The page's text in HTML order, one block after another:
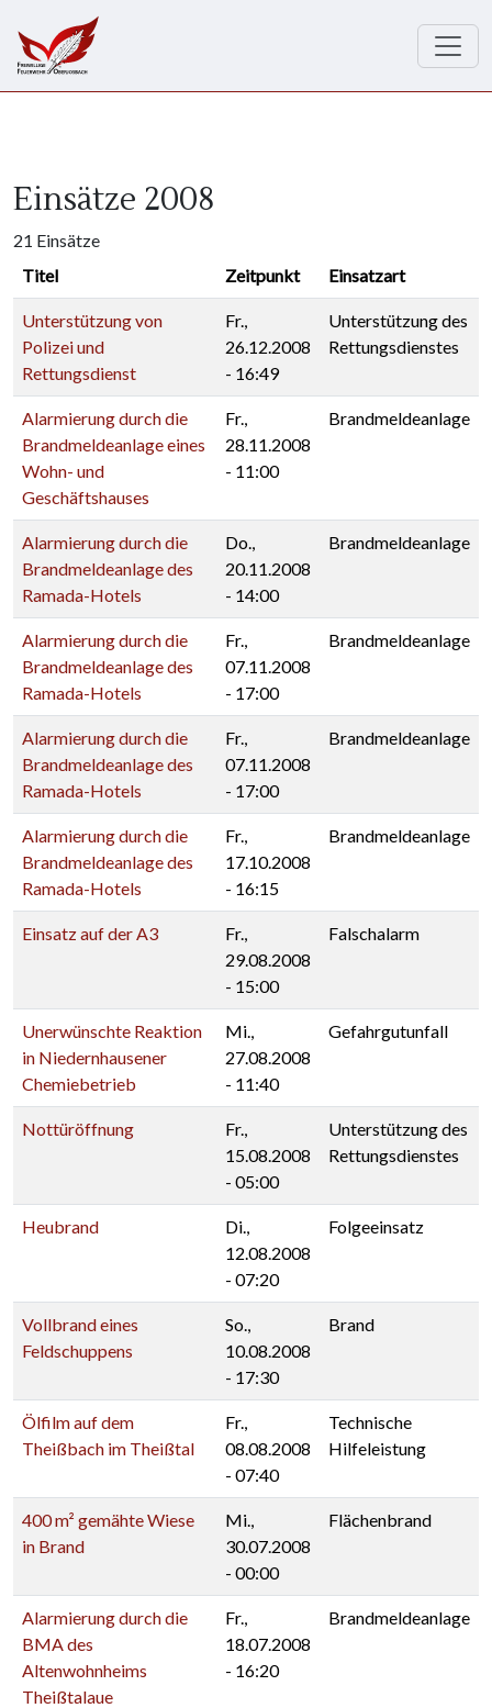
Einsätze 2008
21 Einsätze
Titel
Zeitpunkt Einsatzart
Unterstützung von
Polizei und
Rettungsdienst
Fr.,
26.12.2008
- 16:49
Unterstützung des
Rettungsdienstes
Alarmierung durch die
Brandmeldeanlage eines
Wohn- und
Geschäftshauses
Fr.,
28.11.2008
- 11:00
Brandmeldeanlage
Alarmierung durch die
Brandmeldeanlage des
Ramada-Hotels
Do.,
20.11.2008
- 14:00
Brandmeldeanlage
Alarmierung durch die
Brandmeldeanlage des
Ramada-Hotels
Fr.,
07.11.2008
- 17:00
Brandmeldeanlage
Alarmierung durch die
Brandmeldeanlage des
Ramada-Hotels
Fr.,
07.11.2008
- 17:00
Brandmeldeanlage
Alarmierung durch die
Brandmeldeanlage des
Ramada-Hotels
Fr.,
17.10.2008
- 16:15
Brandmeldeanlage
Einsatz auf der A3
Fr.,
29.08.2008
- 15:00
Falschalarm
Unerwünschte Reaktion
in Niedernhausener
Chemiebetrieb
Mi.,
27.08.2008
- 11:40
Gefahrgutunfall
Nottüröffnung
Fr.,
15.08.2008
- 05:00
Unterstützung des
Rettungsdienstes
Heubrand
Di.,
12.08.2008
- 07:20
Folgeeinsatz
Vollbrand eines
Feldschuppens
So.,
10.08.2008
- 17:30
Brand
Ölfilm auf dem
Theißbach im Theißtal
Fr.,
08.08.2008
- 07:40
Technische
Hilfeleistung
400 m² gemähte Wiese
in Brand
Mi.,
30.07.2008
- 00:00
Flächenbrand
Alarmierung durch die
BMA des
Altenwohnheims
Theißtalaue
Fr.,
18.07.2008
- 16:20
Brandmeldeanlage